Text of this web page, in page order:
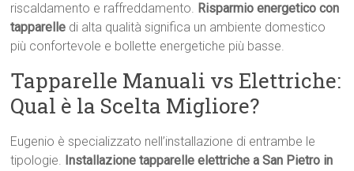
riscaldamento e raffreddamento. Risparmio energetico con
tapparelle di alta qualità significa un ambiente domestico
più confortevole e bollette energetiche più basse.
Tapparelle Manuali vs Elettriche:
Qual è la Scelta Migliore?
Eugenio è specializzato nell’installazione di entrambe le
tipologie. Installazione tapparelle elettriche a San Pietro in